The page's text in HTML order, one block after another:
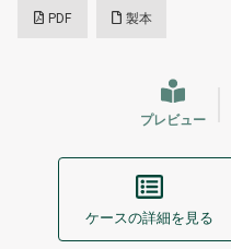
PDF 製本
プレビュー
ケースの詳細を見る